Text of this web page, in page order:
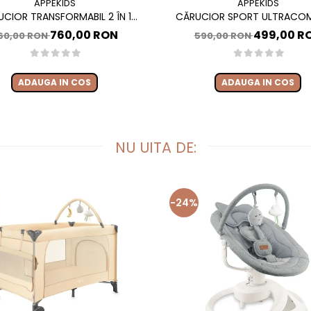
APPEKIDS
TRANSFORMABIL 2 ÎN 1
ELITE, LANDOU ȘI SCAUN SPORT
SUSPENSII, ADAPTORI SCOICĂ
PÂNĂ LA 22 KG - SAND
RON760,00 RON
ADAUGA IN COS
APPEKIDS
CĂRUCIOR SPORT
APPEKIDS TRAVEL, TIP TROLLER,
AUTOMATĂ, BAGAJ DE MÂNĂ,
PINK
590,00 RON499,00
ADAUGA IN COS
NU UITA DE:
-24%